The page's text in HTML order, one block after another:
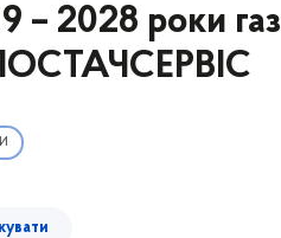
– 2028 роки